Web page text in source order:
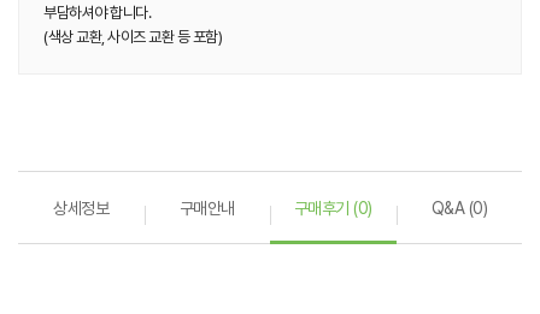
부담하셔야 합니다.
(색상 교환, 사이즈 교환 등 포함)
상세정보 구매안내 구매후기 (0) Q&A (0)